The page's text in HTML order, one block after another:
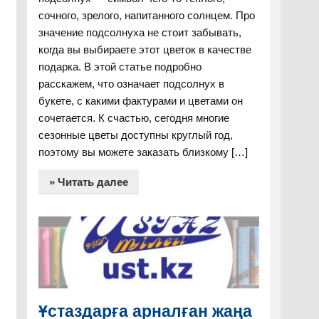
сочного, зрелого, напитанного солнцем. Про
значение подсолнуха не стоит забывать,
когда вы выбираете этот цветок в качестве
подарка. В этой статье подробно
расскажем, что означает подсолнух в
букете, с какими фактурами и цветами он
сочетается. К счастью, сегодня многие
сезонные цветы доступны круглый год,
поэтому вы можете заказать близкому […]
» Читать далее
Ұстаздарға арналған жаңа